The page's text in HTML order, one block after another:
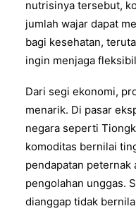
nutrisinya tersebut,
jumlah wajar dapat
bagi kesehatan,
ingin menjaga
Dari segi ekonomi,
menarik. Di pasar
negara seperti
komoditas bernilai
pendapatan peternak
pengolahan unggas.
dianggap tidak